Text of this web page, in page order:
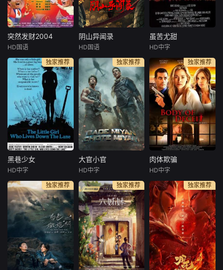
网络赌徒胡聪、汽
车租赁公司经理罗
金龙结识，继而发
生一系列阴差阳错
啼笑皆非的故事。
杨家房产，殊不知
几人机关
格，买下三伏手中
的房子。还没来得
及庆祝，藏匿在天
花板上的一千万元
现金砸落在房冬头
金，众人态度各不
相同。啼
ly women ca
李国煌
典型“小男人”R
ichard，怀才不遇
的高级行政人员阿
顺和做小买卖的阿
煌是死党。阿煌整
日沉迷于马票，却
把家族生意弃之不
顾，身负养家重担
的Richard渐渐跟
着阿煌，一起玩起
三个人尽
突然发财2004
HD国语
阴山异闻录
张镐濂
悬疑惊悚电影。本
片通过男女主人公
和反面人物强烈对
比，传达出对于单
纯美好的人类情感
的向往，也表达出
创作者引导观众积
极向善的阳光正能
量。也通过对于村
民的觉悟过程，展
之处，传达“要依靠
自己的
阴山异闻录
HD国语
虽苦尤甜
Baardson
佩特妮拉·巴克
The action ta
kes place in a gri
m anarchist future
civilization after a
big crash or war. A
young m
虽苦尤甜
HD中字
独家推荐
黑巷少女
马丁·辛
亚历克西斯·史密斯
十三岁的女孩
琳（朱迪·福斯特 J
odie Foster 饰）独
自居住在靠海的一
座小屋里，她的父
亲已去世，母亲离
黑巷少女
HD中字
独家推荐
大官小官
詹维·卡浦尔
泰戈尔·什罗夫
精英士兵费罗
兹和拉凯什将踏上
环球之旅， 追回被
野心勃勃的复仇科
学家卡比尔窃取的
武器。对方企图利
大官小官
HD中字
独家推荐
肉体欺骗
萨拉·吉瓦蒂
安东尼奥·库普
Alice (Kristan
na Loken) is a gho
stwriter for a famo
us bestselling aut
hor. She is half thr
ough the
肉体欺骗
HD中字
独家推荐
独家推荐 独家推荐